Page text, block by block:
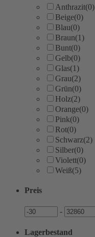
Anthrazit(0)
Beige(0)
Blau(0)
Braun(1)
Bunt(0)
Gelb(0)
Glas(1)
Grau(2)
Grün(0)
Holz(2)
Orange(0)
Pink(0)
Rot(0)
Schwarz(2)
Silber(0)
Violett(0)
Weiß(5)
Preis
Preis - Preis
Lagerbestand